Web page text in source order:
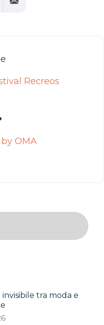
Recreos
by OMA
invisibile tra moda e